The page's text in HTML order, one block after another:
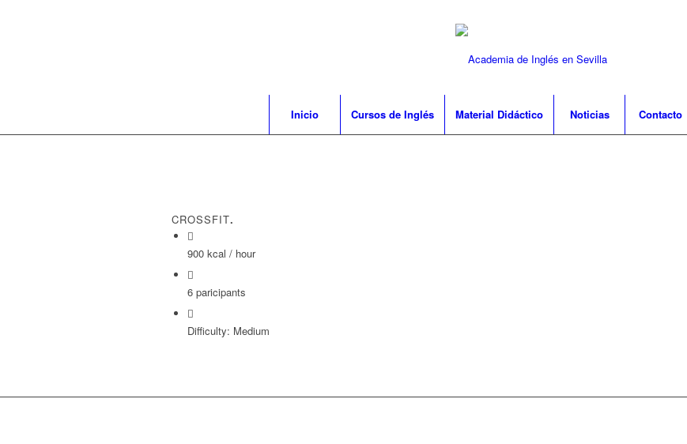
Inicio Cursos de Inglés Material Didáctico Noticias Contacto
CROSSFIT.
900 kcal / hour
6 paricipants
Difficulty: Medium